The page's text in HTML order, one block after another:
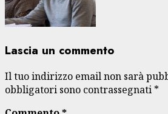
Lascia un commento
Il tuo indirizzo email non sarà
obbligatori sono contrassegnati *